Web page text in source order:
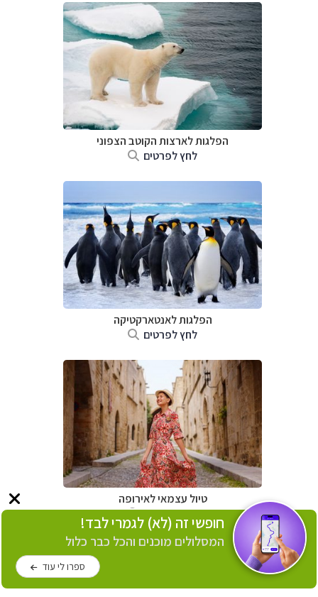
הפלגות לארצות הקוטב הצפוני
לחץ לפרטים
הפלגות לאנטארקטיקה
לחץ לפרטים
טיול עצמאי לאירופה
לחץ לפרטים
חופשי זה (לא) לגמרי לבד!
המסלולים מוכנים והכל כבר כלול
ספרו לי עוד